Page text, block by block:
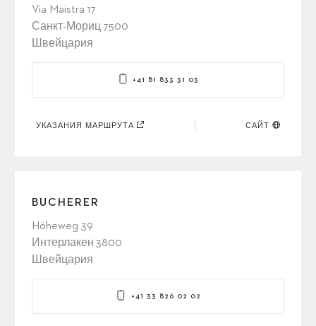
Via Maistra 17
Санкт-Мориц 7500
Швейцария
+41 81 833 31 03
УКАЗАНИЯ МАРШРУТА САЙТ
BUCHERER
Höheweg 39
Интерлакен 3800
Швейцария
+41 33 826 02 02